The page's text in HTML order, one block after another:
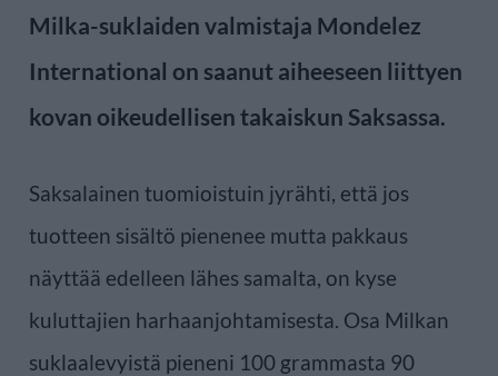
Milka-suklaiden valmistaja Mondelez
International on saanut aiheeseen liittyen
kovan oikeudellisen takaiskun Saksassa.
Saksalainen tuomioistuin jyrähti, että jos
tuotteen sisältö pienenee mutta pakkaus
näyttää edelleen lähes samalta, on kyse
kuluttajien harhaanjohtamisesta. Osa Milkan
suklaalevyistä pieneni 100 grammasta 90